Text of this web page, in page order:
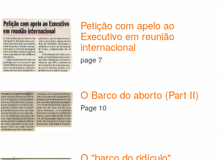
Petição com apelo ao
Executivo em reunião
internacional
page 7
O Barco do aborto (Part II)
Page 10
O "barco do ridículo"